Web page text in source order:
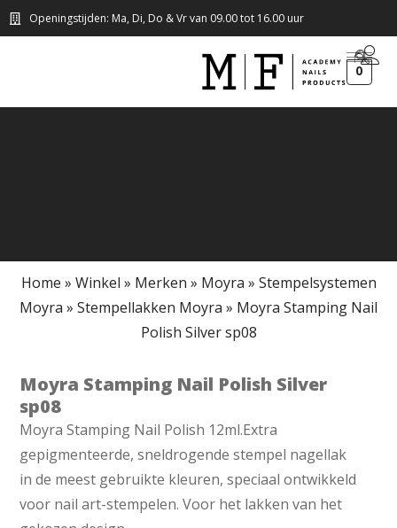
Openingstijden: Ma, Di, Do & Vr van 09.00 tot 16.00 uur
0
Home » Winkel » Merken » Moyra » Stempelsystemen
Moyra » Stempellakken Moyra » Moyra Stamping Nail
Polish Silver sp08
Moyra Stamping Nail Polish Silver
sp08
Moyra Stamping Nail Polish 12ml.Extra
gepigmenteerde, sneldrogende stempel nagellak
in de meest gebruikte kleuren, speciaal ontwikkeld
voor nail art-stempelen. Voor het lakken van het